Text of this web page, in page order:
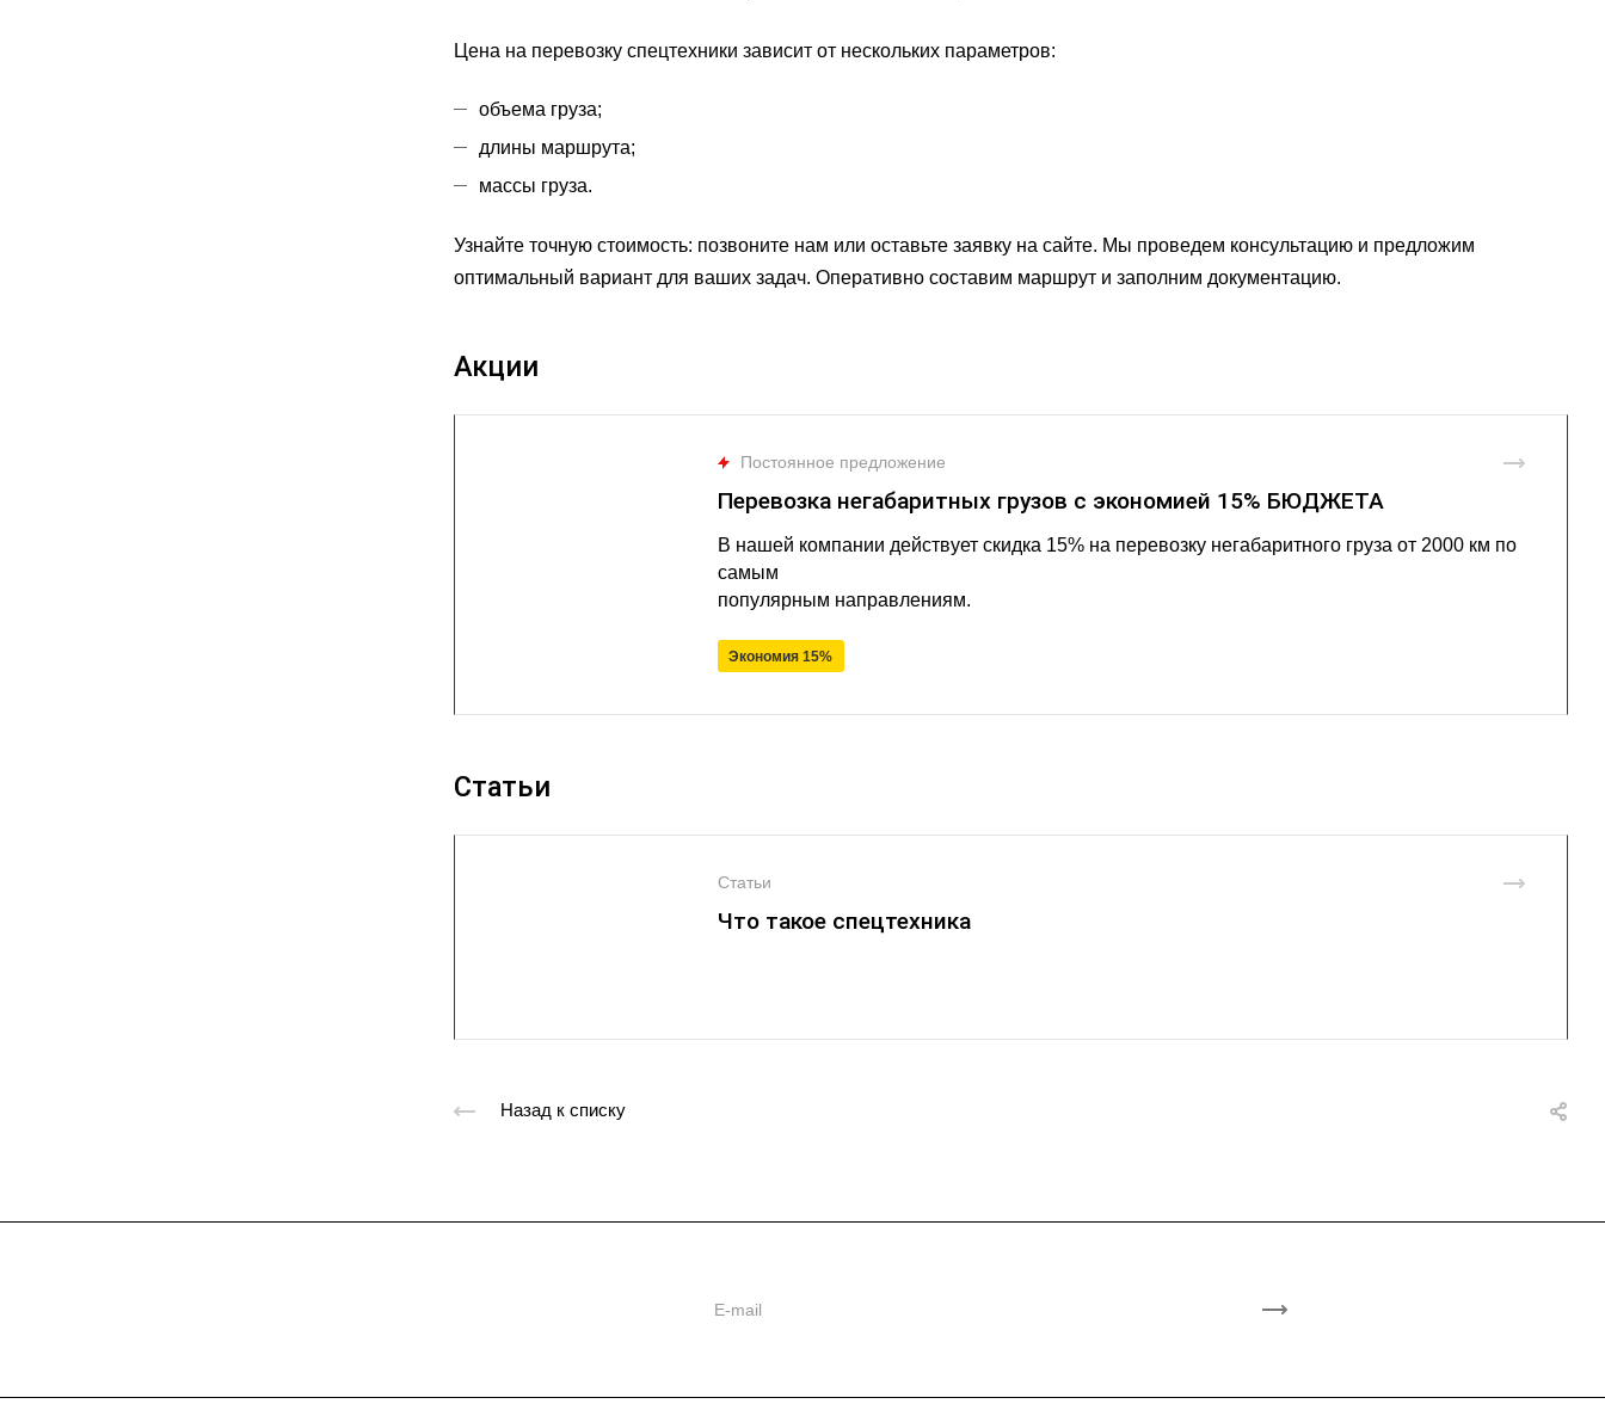
Цена на перевозку спецтехники зависит от нескольких параметров:
объема груза;
длины маршрута;
массы груза.
Узнайте точную стоимость: позвоните нам или оставьте заявку на сайте. Мы проведем консультацию и предложим
оптимальный вариант для ваших задач. Оперативно составим маршрут и заполним документацию.
Акции
Постоянное предложение
Перевозка негабаритных грузов с экономией 15% БЮДЖЕТА
В нашей компании действует скидка 15% на перевозку негабаритного груза от 2000 км по
самым
популярным направлениям.
Экономия 15%
Статьи
Статьи
Что такое спецтехника
Назад к списку